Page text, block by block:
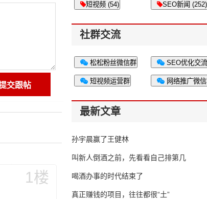
1楼
短视频 (54) SEO新闻 (252)
社群交流
松松粉丝微信群 SEO优化交
短视频运营群 网络推广微
最新文章
孙宇晨赢了王健林
叫新人倒酒之前，先看看自己排第几
喝酒办事的时代结束了
真正赚钱的项目，往往都很“土”